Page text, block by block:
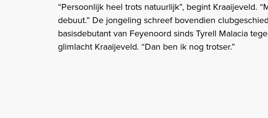
“Persoonlijk heel trots natuurlijk”, begint Kraaijeveld.
debuut.” De jongeling schreef bovendien
basisdebutant van Feyenoord sinds Tyrell Malacia
glimlacht Kraaijeveld. “Dan ben ik nog trotser.”